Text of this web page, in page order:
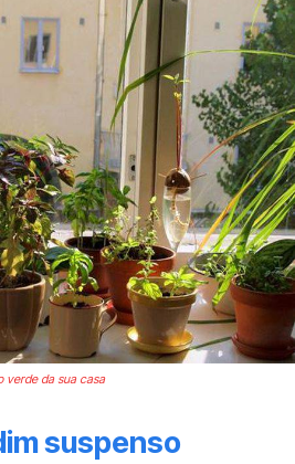
verde da sua casa
suspenso